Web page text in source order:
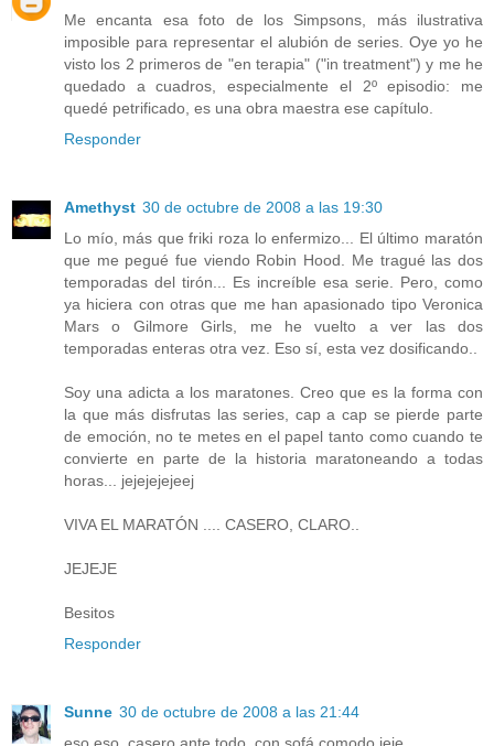
Me encanta esa foto de los Simpsons, más ilustrativa
imposible para representar el alubión de series. Oye yo he
visto los 2 primeros de "en terapia" ("in treatment") y me he
quedado a cuadros, especialmente el 2º episodio: me
quedé petrificado, es una obra maestra ese capítulo.
Responder
Amethyst 30 de octubre de 2008 a las 19:30
Lo mío, más que friki roza lo enfermizo... El último maratón
que me pegué fue viendo Robin Hood. Me tragué las dos
temporadas del tirón... Es increíble esa serie. Pero, como
ya hiciera con otras que me han apasionado tipo Veronica
Mars o Gilmore Girls, me he vuelto a ver las dos
temporadas enteras otra vez. Eso sí, esta vez dosificando..
Soy una adicta a los maratones. Creo que es la forma con
la que más disfrutas las series, cap a cap se pierde parte
de emoción, no te metes en el papel tanto como cuando te
convierte en parte de la historia maratoneando a todas
horas... jejejejejeej
VIVA EL MARATÓN .... CASERO, CLARO..
JEJEJE
Besitos
Responder
Sunne 30 de octubre de 2008 a las 21:44